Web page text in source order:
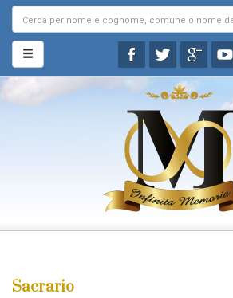
Sacrario